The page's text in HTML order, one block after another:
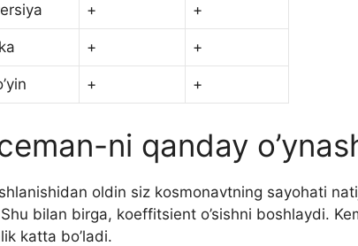
+ +
+ +
+ +
ni qanday
oldin siz kosmonavtning sayohati
bilan birga, koeffitsient o’sishni boshlaydi.
katta bo’ladi.